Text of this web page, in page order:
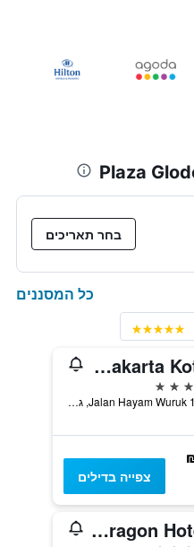
בחר תאריכים
כל המסננים
Mercure Jakarta Kota
Jalan Hayam Wuruk 123, ג'קרטה, אינדונזיה
צפייה בדילים
Grand Paragon Hotel